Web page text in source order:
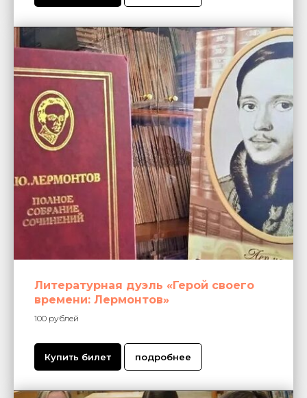
Литературная дуэль «Герой своего
времени: Лермонтов»
100 рублей
Купить билет подробнее